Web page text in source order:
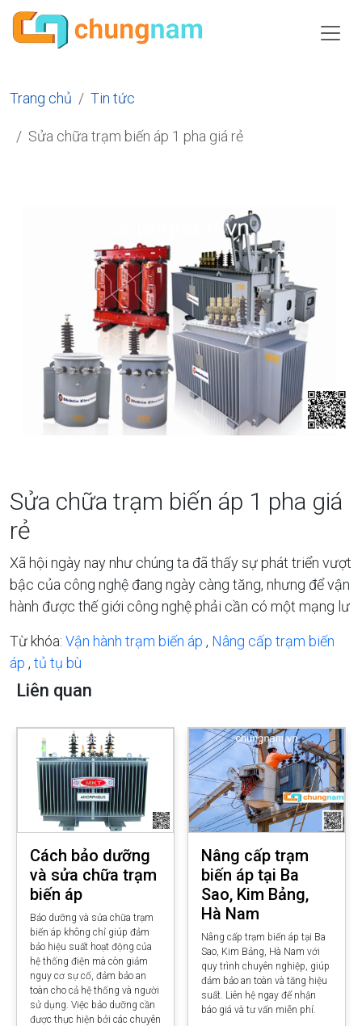
Trang chủ Tin tức
Sửa chữa trạm biến áp 1 pha giá rẻ
Sửa chữa trạm biến áp 1 pha giá
rẻ
Xã hội ngày nay như chúng ta đã thấy sự phát triển vượt
bậc của công nghệ đang ngày càng tăng, nhưng để vận
hành được thế giới công nghệ phải cần có một mạng lư
Từ khóa: Vận hành trạm biến áp , Nâng cấp trạm biến
áp , tủ tụ bù
Liên quan
Cách bảo dưỡng
và sửa chữa trạm
biến áp
Bảo dưỡng và sửa chữa trạm
biến áp không chỉ giúp đảm
bảo hiệu suất hoạt động của
hệ thống điện mà còn giảm
nguy cơ sự cố, đảm bảo an
toàn cho cả hệ thống và người
sử dụng. Việc bảo dưỡng cần
được thực hiện bởi các chuyên
Nâng cấp trạm
biến áp tại Ba
Sao, Kim Bảng,
Hà Nam
Nâng cấp trạm biến áp tại Ba
Sao, Kim Bảng, Hà Nam với
quy trình chuyên nghiệp, giúp
đảm bảo an toàn và tăng hiệu
suất. Liên hệ ngay để nhận
báo giá và tư vấn miễn phí.